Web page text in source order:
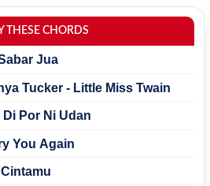
THESE CHORDS
Jua
Tucker - Little Miss Twain
Por Ni Udan
You Again